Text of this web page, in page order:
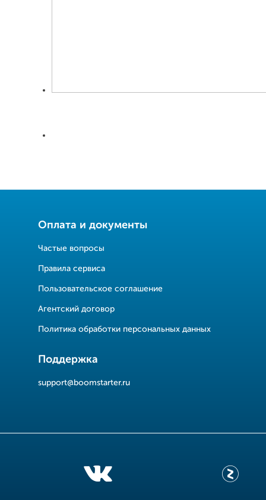
Оплата и документы
Частые вопросы
Правила сервиса
Пользовательское соглашение
Агентский договор
Политика обработки персональных данных
Поддержка
support@boomstarter.ru